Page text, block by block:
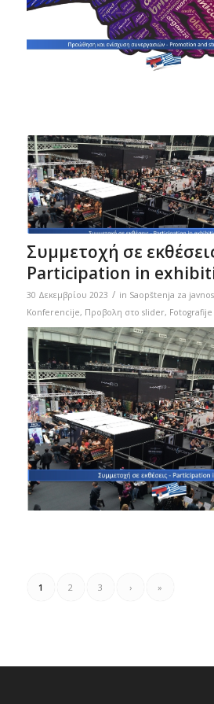
Συμμετοχή σε
Participation in
30 Δεκεμβρίου 2023 / in Saopštenja za
Konferencije, Προβολη στο slider, Fotografije
1 2 3 › »